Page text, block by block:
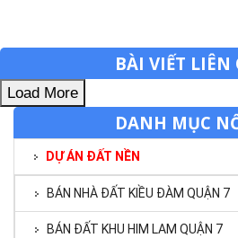
BÀI VIẾT LIÊN
Load More
DANH MỤC
DỰ ÁN ĐẤT NỀN
BÁN NHÀ ĐẤT KIỀU ĐÀM QUẬN 7
BÁN ĐẤT KHU HIM LAM QUẬN 7